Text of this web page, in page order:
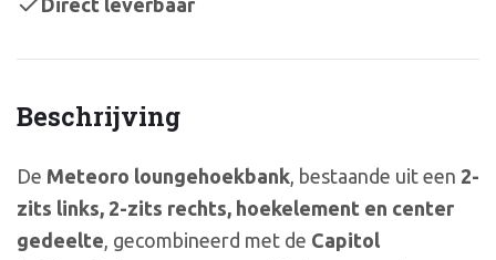
Beschrijving
De Meteoro loungehoekbank, bestaande uit een 2-
zits links, 2-zits rechts, hoekelement en center
gedeelte, gecombineerd met de Capitol